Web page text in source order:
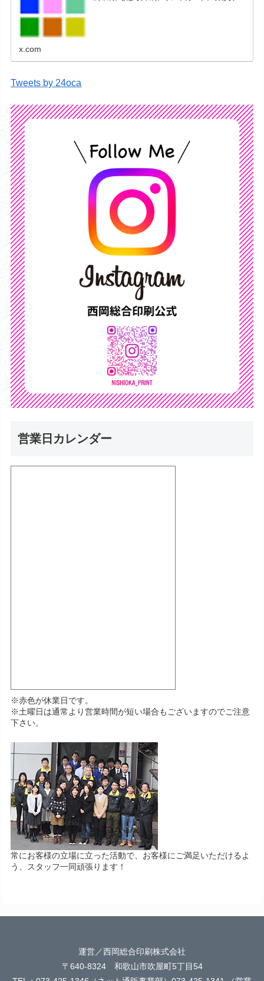
x.com
Tweets by 24oca
営業日カレンダー
※赤色が休業日です。
※土曜日は通常より営業時間が短い場合もございますのでご注意
下さい。
常にお客様の立場に立った活動で、お客様にご満足いただけるよ
う、スタッフ一同頑張ります！
運営／西岡総合印刷株式会社
〒640-8324 和歌山市吹屋町5丁目54